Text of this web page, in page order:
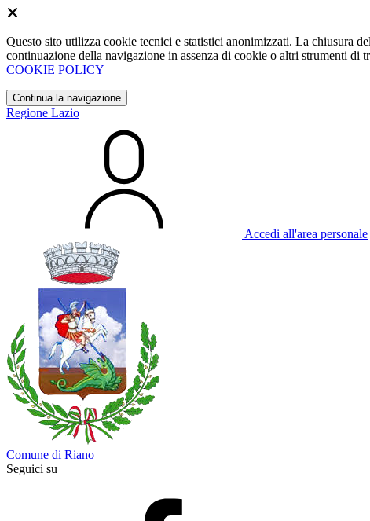
Questo sito utilizza cookie tecnici e statistici anonimizzati. La chiusura
continuazione della navigazione in assenza di cookie o altri strumenti di
COOKIE POLICY
Continua la navigazione
Regione Lazio
Accedi all'area personale
Comune di Riano
Seguici su